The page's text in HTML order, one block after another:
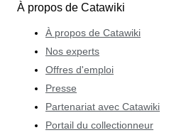
À propos de Catawiki
À propos de Catawiki
Nos experts
Offres d'emploi
Presse
Partenariat avec Catawiki
Portail du collectionneur